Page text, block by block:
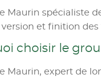
Maurin spécialiste
version et finition des
choisir le
Maurin, expert de